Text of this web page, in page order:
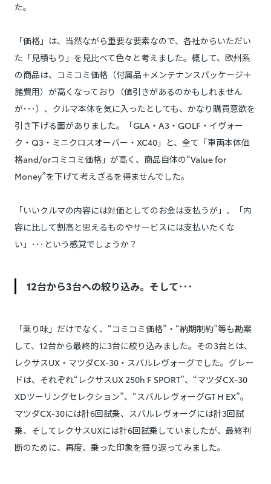
た。
「価格」は、当然ながら重要な要素なので、各社からいただい
た「見積もり」を見比べて色々と考えました。概して、欧州系
の商品は、コミコミ価格（付属品＋メンテナンスパッケージ＋
諸費用）が高くなっており（値引きがあるのかもしれません
が･･･）、クルマ本体を気に入ったとしても、かなり購買意欲を
引き下げる面がありました。「GLA・A3・GOLF・イヴォー
ク・Q3・ミニクロスオーバー・XC40」と、全て「車両本体価
格and/orコミコミ価格」が高く、商品自体の“Value for
Money”を下げて考えざるを得ませんでした。
「いいクルマの内容には対価としてのお金は支払うが」、「内
容に比して割高と思えるものやサービスには支払いたくな
い」･･･という感覚でしょうか？
12台から3台への絞り込み。そして･･･
「乗り味」だけでなく、“コミコミ価格”・“納期制約”等も勘案
して、12台から最終的に3台に絞り込みました。その3台とは、
レクサスUX・マツダCX-30・スバルレヴォーグでした。グレー
ドは、それぞれ“レクサスUX 250h F SPORT”、“マツダCX-30
XDツーリングセレクション”、“スバルレヴォーグGT H EX”。
マツダCX-30には計6回試乗、スバルレヴォーグには計3回試
乗、そしてレクサスUXには計6回試乗していましたが、最終判
断のために、再度、乗った印象を振り返ってみました。